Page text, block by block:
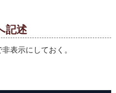
記述
表示にしておく。